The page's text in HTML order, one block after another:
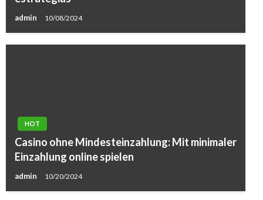
admin 10/08/2024
HOT
Casino ohne Mindesteinzahlung: Mit minimaler
Einzahlung online spielen
admin 10/20/2024